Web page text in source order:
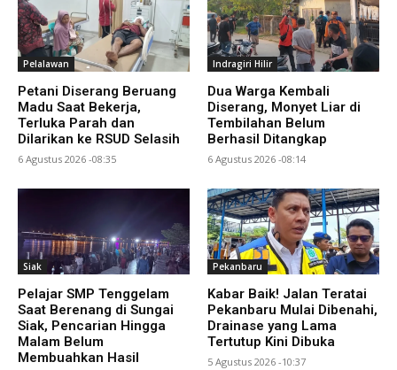
Pelalawan
Petani Diserang Beruang
Madu Saat Bekerja,
Terluka Parah dan
Dilarikan ke RSUD Selasih
6 Agustus 2026 -08:35
Indragiri Hilir
Dua Warga Kembali
Diserang, Monyet Liar di
Tembilahan Belum
Berhasil Ditangkap
6 Agustus 2026 -08:14
Siak
Pelajar SMP Tenggelam
Saat Berenang di Sungai
Siak, Pencarian Hingga
Malam Belum
Membuahkan Hasil
Pekanbaru
Kabar Baik! Jalan Teratai
Pekanbaru Mulai Dibenahi,
Drainase yang Lama
Tertutup Kini Dibuka
5 Agustus 2026 -10:37